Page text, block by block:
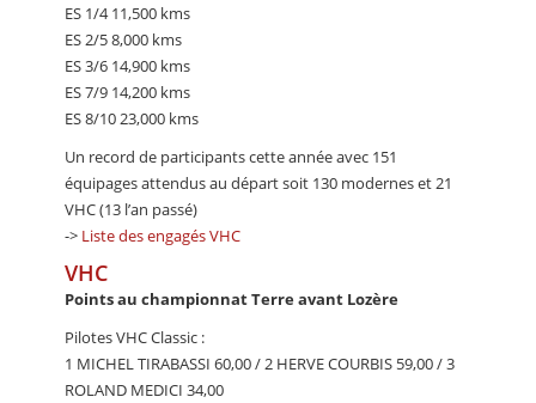
ES 1/4 11,500 kms
ES 2/5 8,000 kms
ES 3/6 14,900 kms
ES 7/9 14,200 kms
ES 8/10 23,000 kms
Un record de participants cette année avec 151
équipages attendus au départ soit 130 modernes et 21
VHC (13 l’an passé)
-> Liste des engagés VHC
VHC
Points au championnat Terre avant Lozère
Pilotes VHC Classic :
1 MICHEL TIRABASSI 60,00 / 2 HERVE COURBIS 59,00 / 3
ROLAND MEDICI 34,00